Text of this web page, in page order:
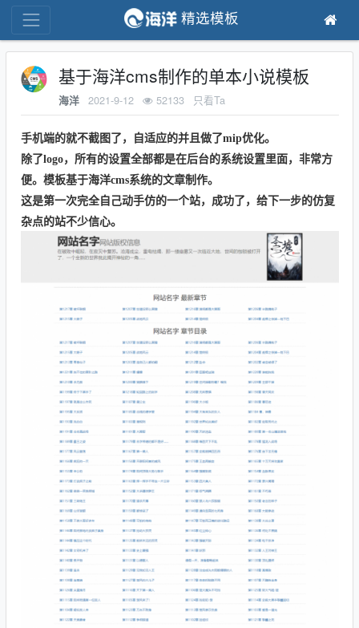
精选模板
基于海洋cms制作的单本小说模板
海洋 2021-9-12 52133 只看Ta
手机端的就不截图了，自适应的并且做了mip优化。
除了logo，所有的设置全部都是在后台的系统设置里面，非常方
便。模板基于海洋cms系统的文章制作。
这是第一次完全自己动手仿的一个站，成功了，给下一步的仿复
杂点的站不少信心。